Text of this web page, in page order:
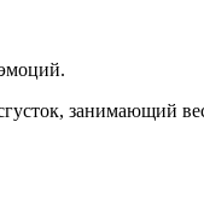
занимающий